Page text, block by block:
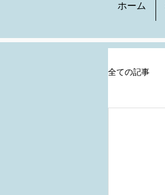
ホーム
全ての記事